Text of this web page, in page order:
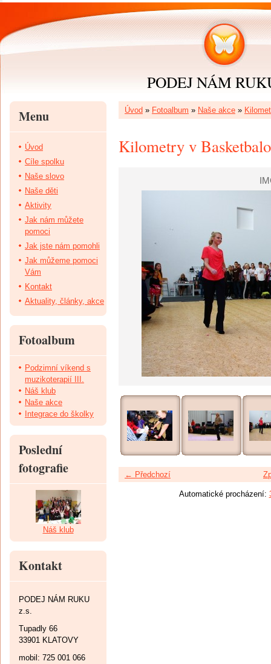
PODEJ NÁM
Úvod » Fotoalbum » Naše akce »
Kilometry v
← Předchozí
Automatické procházení:
Menu
Úvod
Cíle spolku
Naše slovo
Naše děti
Aktivity
Jak nám můžete
pomoci
Jak jste nám pomohli
Jak můžeme pomoci
Vám
Kontakt
Aktuality, články, akce
Fotoalbum
Podzimní víkend s
muzikoterapií III.
Náš klub
Naše akce
Integrace do školky
Poslední
fotografie
Náš klub
Kontakt
PODEJ NÁM RUKU
z.s.
Tupadly 66
33901 KLATOVY
mobil: 725 001 066